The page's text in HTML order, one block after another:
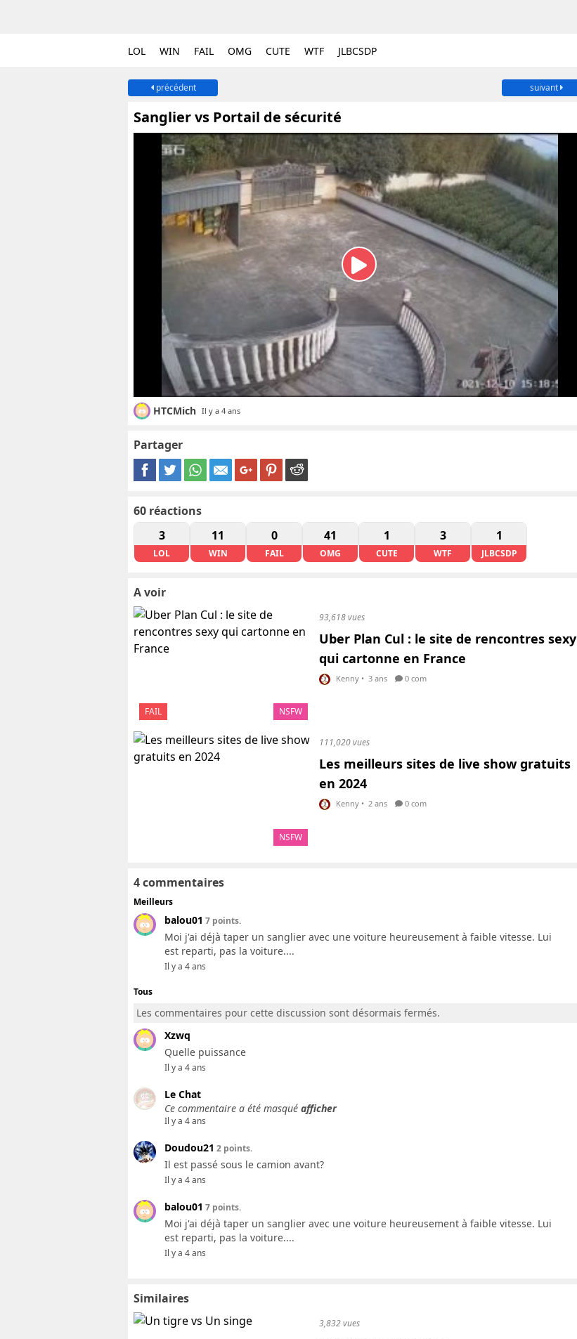
LOL WIN FAIL OMG CUTE WTF JLBCSDP
précédent suivant
Sanglier vs Portail de sécurité
HTCMich Il y a 4 ans
Partager
60 réactions
3
LOL
11
WIN
0
FAIL
41
OMG
1
CUTE
3
WTF
1
JLBCSDP
A voir
FAIL NSFW
93,618 vues
Uber Plan Cul : le site de rencontres sexy
qui cartonne en France
Kenny • 3 ans 0 com
NSFW
111,020 vues
Les meilleurs sites de live show gratuits
en 2024
Kenny • 2 ans 0 com
4 commentaires
Meilleurs
balou01 7 points.
Moi j'ai déjà taper un sanglier avec une voiture heureusement à faible vitesse. Lui
est reparti, pas la voiture....
Il y a 4 ans
Tous
Les commentaires pour cette discussion sont désormais fermés.
Xzwq
Quelle puissance
Il y a 4 ans
Le Chat
Ce commentaire a été masqué afficher
Il y a 4 ans
Doudou21 2 points.
Il est passé sous le camion avant?
Il y a 4 ans
balou01 7 points.
Moi j'ai déjà taper un sanglier avec une voiture heureusement à faible vitesse. Lui
est reparti, pas la voiture....
Il y a 4 ans
Similaires
3,832 vues